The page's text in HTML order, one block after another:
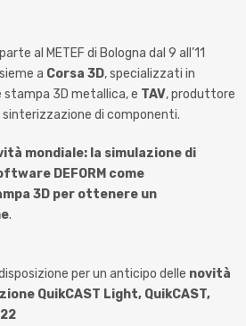
al METEF di Bologna dal 9 all’11
a Corsa 3D, specializzati in
3D metallica, e TAV, produttore
di componenti.
mondiale: la simulazione di
DEFORM come
3D per ottenere un
.
per un anticipo delle novità
QuikCAST Light, QuikCAST,